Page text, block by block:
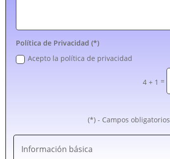
Política de Privacidad (*)
Acepto la política de privacidad
4 + 1 =
(*) - Campos obligatorios
Información básica